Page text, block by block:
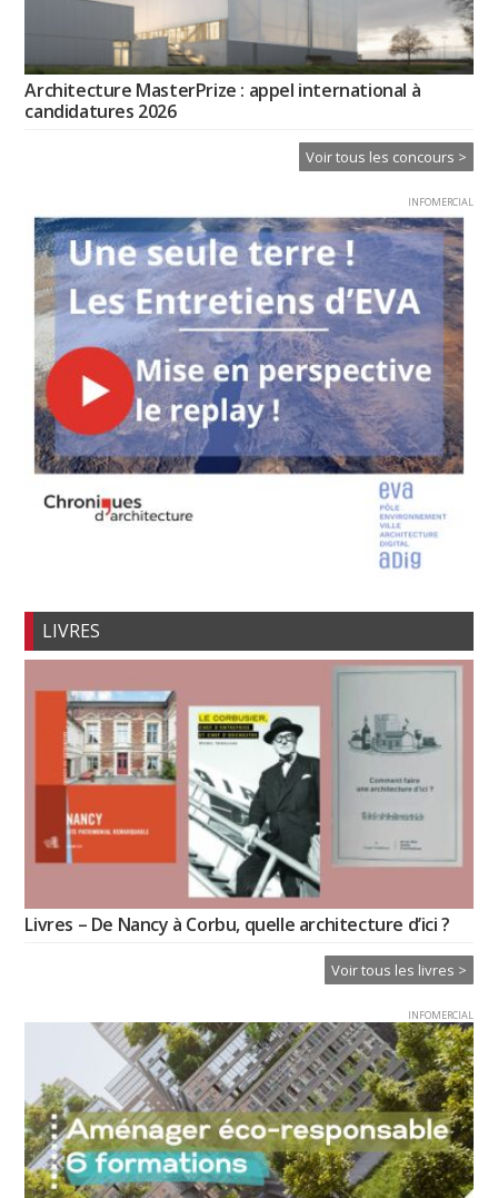
Architecture MasterPrize : appel international à
candidatures 2026
Voir tous les concours >
INFOMERCIAL
LIVRES
Livres – De Nancy à Corbu, quelle architecture d’ici ?
Voir tous les livres >
INFOMERCIAL